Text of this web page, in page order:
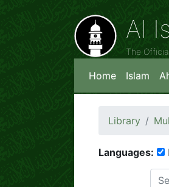
Al
The
Home Islam
Library
Languages: